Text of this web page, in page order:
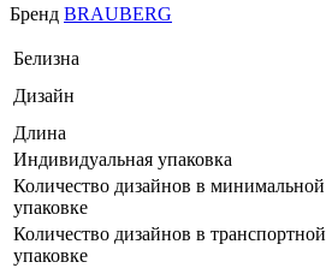
Бренд BRAUBERG
Белизна
Дизайн
Длина
Индивидуальная упаковка
Количество дизайнов в минимальной
упаковке
Количество дизайнов в транспортной
упаковке